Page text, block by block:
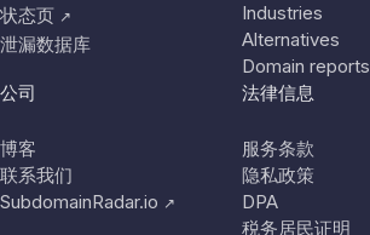
状态页 ↗
泄漏数据库
Industries
Alternatives
Domain reports
公司
博客
联系我们
SubdomainRadar.io ↗
法律信息
服务条款
隐私政策
DPA
税务居民证明